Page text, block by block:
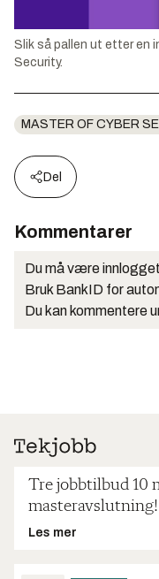
Slik så pallen ut etter en
Security.
MASTER OF CYBER
Del
Kommentarer
Du må være
Bruk BankID for
Du kan kommentere
Tre jobbtilbud 10
masteravslutning!
Les mer